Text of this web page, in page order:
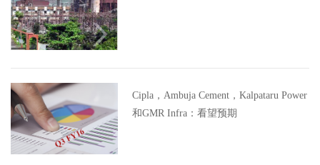
Cipla，Ambuja Cement，Kalpataru Power
和GMR Infra：看望预期